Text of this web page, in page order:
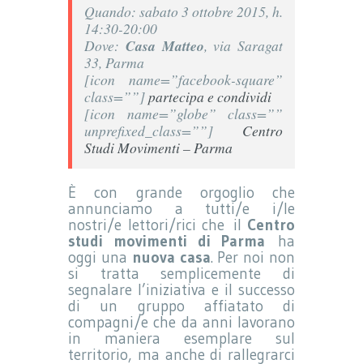
Quando: sabato 3 ottobre 2015, h.
14:30-20:00
Dove: Casa Matteo, via Saragat
33, Parma
[icon name=”facebook-square”
class=””]partecipa e condividi
[icon name=”globe” class=””
unprefixed_class=””] Centro
Studi Movimenti – Parma
È con grande orgoglio che
annunciamo a tutti/e i/le
nostri/e lettori/rici che il Centro
studi movimenti di Parma ha
oggi una nuova casa. Per noi non
si tratta semplicemente di
segnalare l’iniziativa e il successo
di un gruppo affiatato di
compagni/e che da anni lavorano
in maniera esemplare sul
territorio, ma anche di rallegrarci